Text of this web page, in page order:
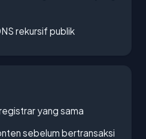
rekursif publik
yang sama
sebelum bertransaksi